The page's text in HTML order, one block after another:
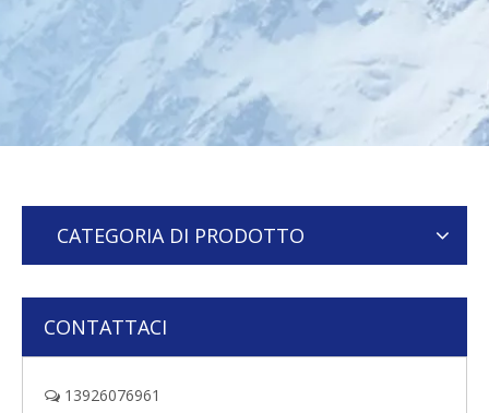
CATEGORIA DI PRODOTTO
CONTATTACI
 13926076961